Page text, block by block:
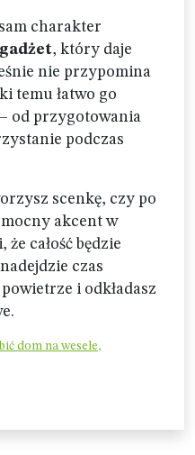
charakter
, który daje
nie przypomina
temu łatwo go
od przygotowania
podczas
scenkę, czy po
akcent w
całość będzie
czas
i odkładasz
dom na wesele,